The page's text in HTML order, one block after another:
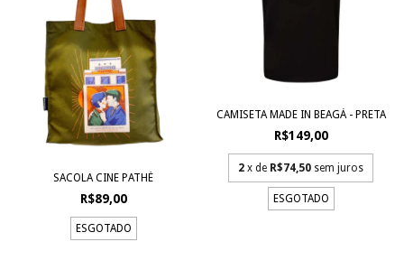
SACOLA CINE PATHÉ
R$89,00
ESGOTADO
CAMISETA MADE IN BEAGÁ - PRETA
R$149,00
2 x de R$74,50 sem juros
ESGOTADO